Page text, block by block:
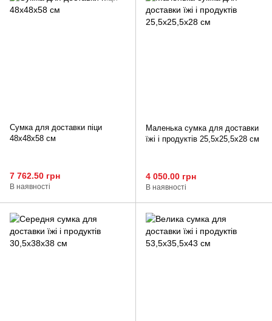
Сумка для доставки піци
48х48х58 см
7 762.50 грн
В наявності
Маленька сумка для доставки
їжі і продуктів 25,5х25,5х28 см
4 050.00 грн
В наявності